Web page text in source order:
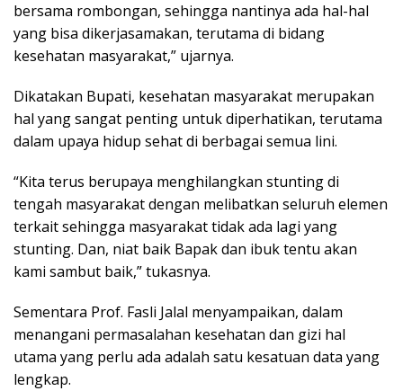
bersama rombongan, sehingga nantinya ada hal-hal
yang bisa dikerjasamakan, terutama di bidang
kesehatan masyarakat,” ujarnya.
Dikatakan Bupati, kesehatan masyarakat merupakan
hal yang sangat penting untuk diperhatikan, terutama
dalam upaya hidup sehat di berbagai semua lini.
“Kita terus berupaya menghilangkan stunting di
tengah masyarakat dengan melibatkan seluruh elemen
terkait sehingga masyarakat tidak ada lagi yang
stunting. Dan, niat baik Bapak dan ibuk tentu akan
kami sambut baik,” tukasnya.
Sementara Prof. Fasli Jalal menyampaikan, dalam
menangani permasalahan kesehatan dan gizi hal
utama yang perlu ada adalah satu kesatuan data yang
lengkap.